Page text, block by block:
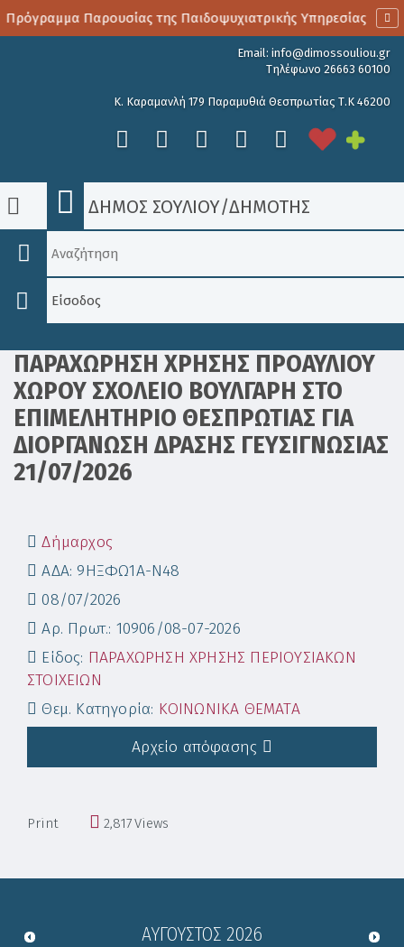
Πρόγραμμα Παρουσίας της Παιδοψυχιατρικής Υπηρεσίας
Email: info@dimossouliou.gr
Τηλέφωνο 26663 60100
Κ. Καραμανλή 179 Παραμυθιά Θεσπρωτίας Τ.Κ 46200
ΔΗΜΟΣ ΣΟΥΛΙΟΥ/ΔΗΜΟΤΗΣ
Είσοδος
ΠΑΡΑΧΩΡΗΣΗ ΧΡΗΣΗΣ ΠΡΟΑΥΛΙΟΥ
ΧΩΡΟΥ ΣΧΟΛΕΙΟ ΒΟΥΛΓΑΡΗ ΣΤΟ
ΕΠΙΜΕΛΗΤΗΡΙΟ ΘΕΣΠΡΩΤΙΑΣ ΓΙΑ
ΔΙΟΡΓΑΝΩΣΗ ΔΡΑΣΗΣ ΓΕΥΣΙΓΝΩΣΙΑΣ
21/07/2026
Δήμαρχος
ΑΔΑ: 9ΗΞΦΩ1Α-Ν48
08/07/2026
Αρ. Πρωτ.: 10906/08-07-2026
Είδος: ΠΑΡΑΧΩΡΗΣΗ ΧΡΗΣΗΣ ΠΕΡΙΟΥΣΙΑΚΩΝ
ΣΤΟΙΧΕΙΩΝ
Θεμ. Κατηγορία: ΚΟΙΝΩΝΙΚΑ ΘΕΜΑΤΑ
Αρχείο απόφασης
Print 2,817Views
ΑΎΓΟΥΣΤΟΣ 2026